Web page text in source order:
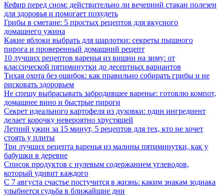
Кефир перед сном: действительно ли вечерний стакан полезен
для здоровья и помогает похудеть
Грибы в сметане: 5 простых рецептов для вкусного
домашнего ужина
Какие яблоки выбрать для шарлотки: секреты пышного
пирога и проверенный домашний рецепт
10 лучших рецептов варенья из вишни на зиму: от
классической пятиминутки до десертных вариантов
Тихая охота без ошибок: как правильно собирать грибы и не
рисковать здоровьем
Не спешу выбрасывать забродившее варенье: готовлю компот,
домашнее вино и быстрые пироги
Секрет идеального картофеля из духовки: один ингредиент
делает корочку невероятно хрустящей
Летний ужин за 15 минут, 5 рецептов для тех, кто не хочет
стоять у плиты
Три лучших рецепта варенья из малины пятиминутки, как у
бабушки в деревне
Список продуктов с нулевым содержанием углеводов,
который удивит каждого
С 7 августа счастье постучится в жизнь: каким знакам зодиака
улыбнется судьба в ближайшие дни